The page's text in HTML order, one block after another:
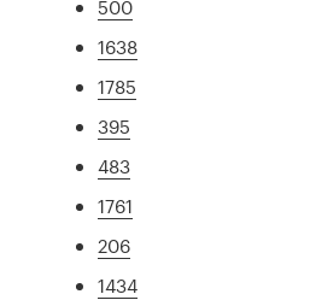
500
1638
1785
395
483
1761
206
1434